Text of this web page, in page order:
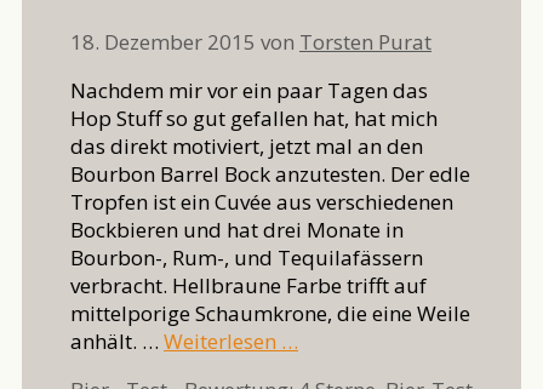
18. Dezember 2015 von Torsten Purat
Nachdem mir vor ein paar Tagen das
Hop Stuff so gut gefallen hat, hat mich
das direkt motiviert, jetzt mal an den
Bourbon Barrel Bock anzutesten. Der edle
Tropfen ist ein Cuvée aus verschiedenen
Bockbieren und hat drei Monate in
Bourbon-, Rum-, und Tequilafässern
verbracht. Hellbraune Farbe trifft auf
mittelporige Schaumkrone, die eine Weile
anhält. … Weiterlesen …